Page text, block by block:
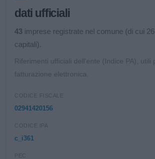
dati ufficiali
43 imprese registrate nel comune (di cui
capitali).
Riferimenti ufficiali dell'ente (Indice PA), utili
fatturazione elettronica.
CODICE FISCALE
02941420156
CODICE IPA
c_i361
PEC